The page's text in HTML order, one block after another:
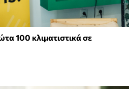
100 κλιματιστικά σε